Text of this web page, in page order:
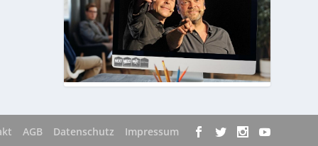
AGB Datenschutz Impressum